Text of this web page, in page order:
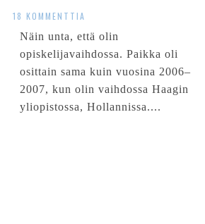
18 KOMMENTTIA
Näin unta, että olin
opiskelijavaihdossa. Paikka oli
osittain sama kuin vuosina 2006–
2007, kun olin vaihdossa Haagin
yliopistossa, Hollannissa....